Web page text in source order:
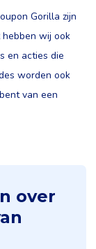
Gorilla zijn
wij ook
en acties die
worden ook
van een
over